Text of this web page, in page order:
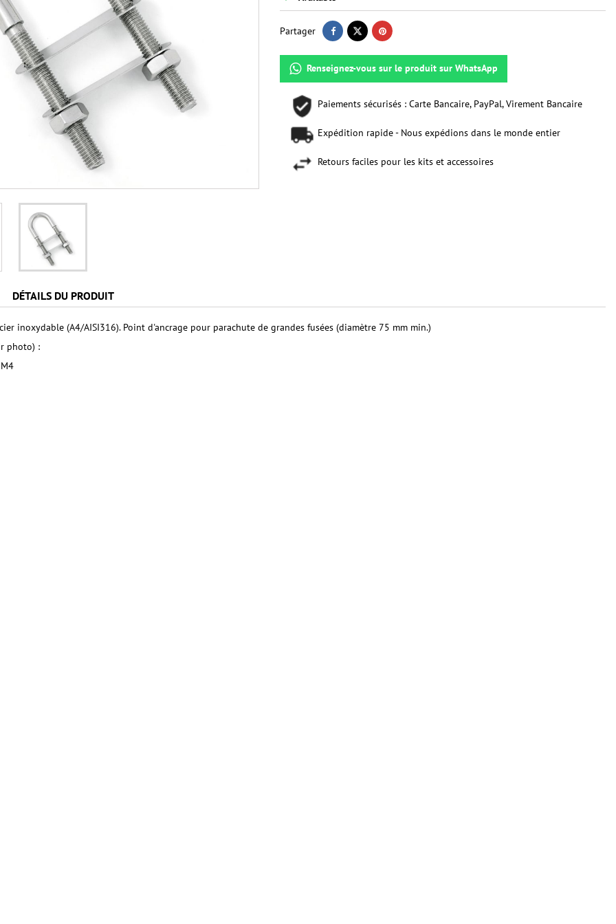
Partager
Renseignez-vous sur le produit sur WhatsApp
Paiements sécurisés : Carte Bancaire, PayPal, Virement Bancaire
Expédition rapide - Nous expédions dans le monde entier
Retours faciles pour les kits et accessoires
DÉTAILS DU PRODUIT
inoxydable (A4/AISI316). Point d'ancrage pour parachute de grandes fusées (diamètre 75 mm min.)
photo) :